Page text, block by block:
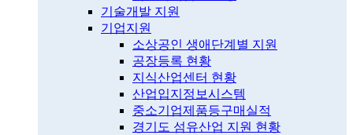
기술개발 지원
기업지원
소상공인 생애단계별 지원
공장등록 현황
지식산업센터 현황
산업입지정보시스템
중소기업제품등구매실적
경기도 섬유산업 지원 현황